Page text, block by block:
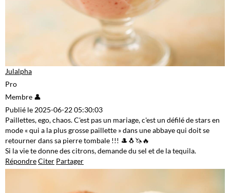
Julalpha
Pro
Membre 👤
Publié le 2025-06-22 05:30:03
Paillettes, ego, chaos. C'est pas un mariage, c'est un défilé de stars en
mode « qui a la plus grosse paillette » dans une abbaye qui doit se
retourner dans sa pierre tombale !!! 🎩🐧🦄🔥
Si la vie te donne des citrons, demande du sel et de la tequila.
RépondreCiter Partager